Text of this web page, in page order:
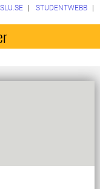
SLU.SE STUDENTWEBB